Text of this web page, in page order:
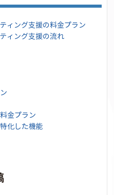
ィング支援の料金プラン
ィング支援の流れ
金プラン
化した機能